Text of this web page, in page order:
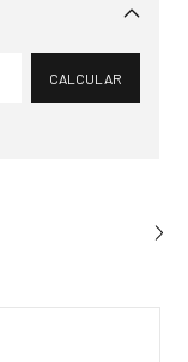
Alterar CEP
CALCULAR